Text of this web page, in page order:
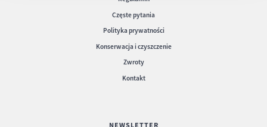
Częste pytania
Polityka prywatności
Konserwacja i czyszczenie
Zwroty
Kontakt
NEWSLETTER